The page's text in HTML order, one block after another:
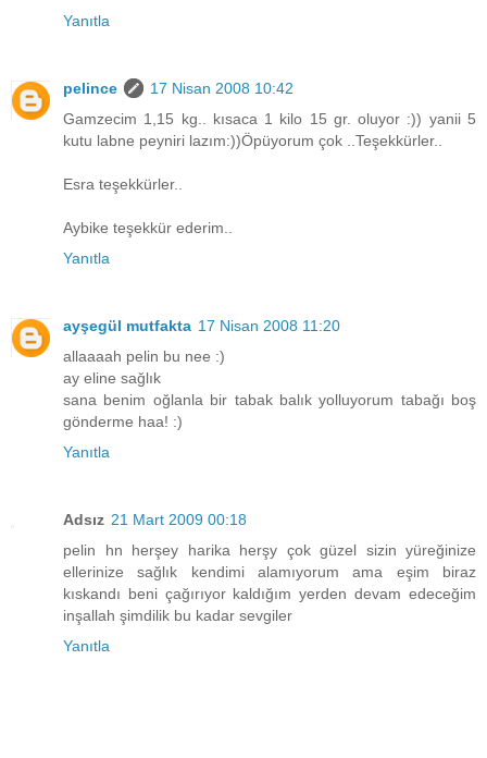
Yanıtla
pelince
17 Nisan 2008 10:42
Gamzecim 1,15 kg.. kısaca 1 kilo 15 gr. oluyor :)) yanii 5
kutu labne peyniri lazım:))Öpüyorum çok ..Teşekkürler..
Esra teşekkürler..
Aybike teşekkür ederim..
Yanıtla
ayşegül mutfakta 17 Nisan 2008 11:20
allaaaah pelin bu nee :)
ay eline sağlık
sana benim oğlanla bir tabak balık yolluyorum tabağı boş
gönderme haa! :)
Yanıtla
Adsız 21 Mart 2009 00:18
pelin hn herşey harika herşy çok güzel sizin yüreğinize
ellerinize sağlık kendimi alamıyorum ama eşim biraz
kıskandı beni çağırıyor kaldığım yerden devam edeceğim
inşallah şimdilik bu kadar sevgiler
Yanıtla